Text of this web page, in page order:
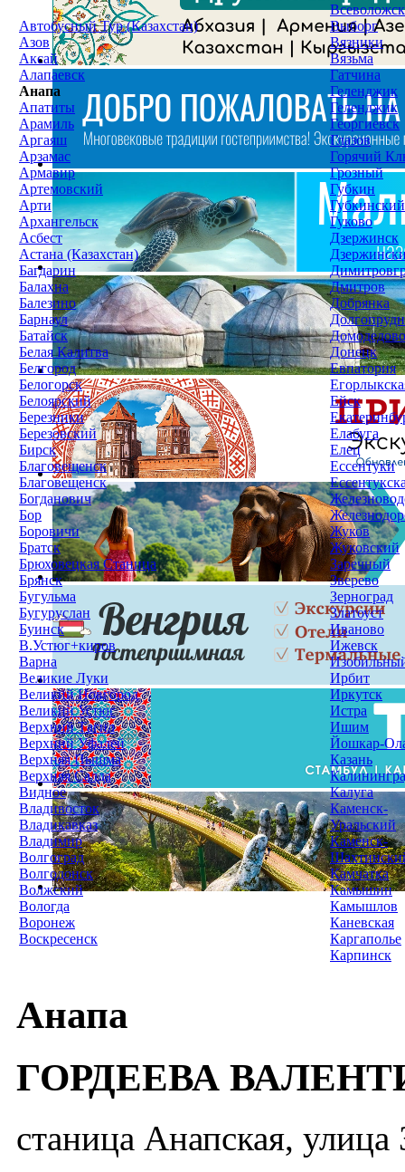
Автобусный Тур (Казахстан)
Азов
Аксай
Алапаевск
Анапа
Апатиты
Арамиль
Аргаяш
Арзамас
Армавир
Артемовский
Арти
Архангельск
Асбест
Астана (Казахстан)
Багдарин
Балахна
Балезино
Барнаул
Батайск
Белая Калитва
Белгород
Белогорск
Белоярский
Березники
Березовский
Бирск
Благовещенск
Благовещенск
Богданович
Бор
Боровичи
Братск
Брюховецкая Станица
Брянск
Бугульма
Бугуруслан
Буинск
В.Устюг+киров
Варна
Великие Луки
Великий Новгород
Великий Устюг
Верхний Тагил
Верхний Уфалей
Верхняя Пышма
Верхняя Салда
Видное
Владивосток
Владикавказ
Владимир
Волгоград
Волгодонск
Волжский
Вологда
Воронеж
Воскресенск
Всеволожск
Выборг
Вязники
Вязьма
Гатчина
Геленджик
Геленджик
Георгиевск
Глазов
Горячий
Грозный
Губкин
Губкинский
Гуково
Дзержинск
Дмитров
Добрянка
Домодедово
Донецк
Евпатория
Ейск
Елабуга
Елец
Ессентуки
Жуков
Жуковский
Заречный
Зверево
Зерноград
Златоуст
Иваново
Ижевск
Ирбит
Иркутск
Истра
Ишим
Йошкар-
Казань
Калуга
Каменск-
Уральский
Каменск-
Камчатка
Камышин
Камышлов
Каневская
Каргаполье
Карпинск
Анапа
ГОРДЕЕВА
станица Анапская,